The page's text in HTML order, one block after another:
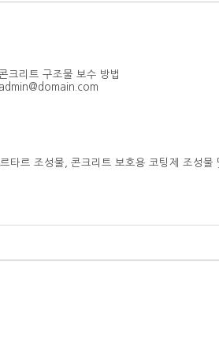
크리트 구조물 보수 방법
admin@domain.com
타르 조성물, 콘크리트 보호용 코팅제 조성물